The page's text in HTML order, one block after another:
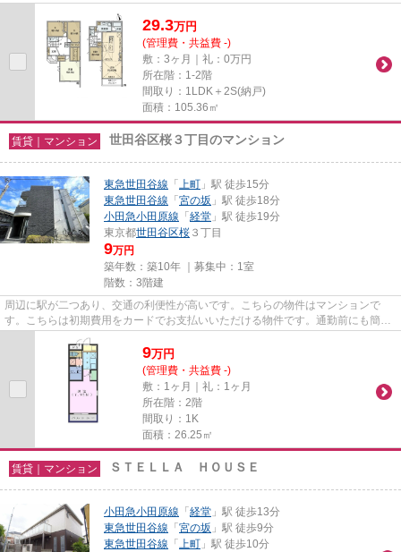
こちらです。駅まで徒歩12分...
29.3万円
(管理費・共益費 -)
敷：3ヶ月｜礼：0万円
所在階：1-2階
間取り：1LDK＋2S(納戸)
面積：105.36㎡
賃貸｜マンション 世田谷区桜３丁目のマンション
東急世田谷線 「 上町 」駅 徒歩15分
東急世田谷線 「宮の坂 」駅 徒歩18分
小田急小田原線 「経堂 」駅 徒歩19分
東京都世田谷区桜 ３丁目
9万円
築年数：築10年 ｜募集中： 1室
階数：3階建
周辺に駅が二つあり、交通の利便性が高いです。こちらの物件はマンションで
す。こちらは初期費用をカードでお支払いいただける物件です。通勤前にも簡単
にごみを捨てることができる敷...
9万円
(管理費・共益費 -)
敷：1ヶ月｜礼：1ヶ月
所在階：2階
間取り：1K
面積：26.25㎡
賃貸｜マンション ＳＴＥＬＬＡ ＨＯＵＳＥ
小田急小田原線 「経堂 」駅 徒歩13分
東急世田谷線 「宮の坂 」駅 徒歩9分
東急世田谷線 「 上町 」駅 徒歩10分